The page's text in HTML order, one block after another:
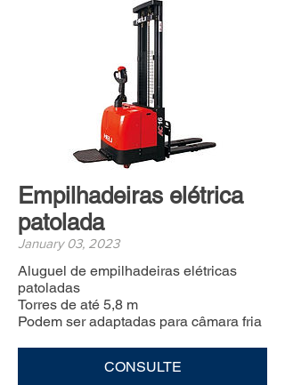
Empilhadeiras elétrica
patolada
January 03, 2023
Aluguel de empilhadeiras elétricas
patoladas
Torres de até 5,8 m
Podem ser adaptadas para câmara fria
CONSULTE